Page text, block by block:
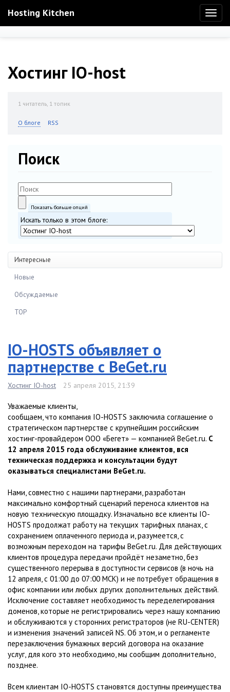
Hosting Kitchen
Хостинг IO-host
1 читатель, 1 топик
О блоге RSS
Поиск
Показать больше опций
Искать только в этом блоге:
Интересные
Новые
Обсуждаемые
TOP
IO-HOSTS объявляет о
партнерстве с BeGet.ru
Хостинг IO-host 25 апреля 2015, 21:39
Уважаемые клиенты,
сообщаем, что компания IO-HOSTS заключила соглашение о
стратегическом партнерстве с крупнейшим российским
хостинг-провайдером ООО «Бегет» — компанией BeGet.ru. С
12 апреля 2015 года обслуживание клиентов, вся
техническая поддержка и консультации будут
оказываться специалистами BeGet.ru.
Нами, совместно с нашими партнерами, разработан
максимально комфортный сценарий переноса клиентов на
новую техническую площадку. Изначально все клиенты IO-
HOSTS продолжат работу на текущих тарифных планах, с
сохранением оплаченного периода и, разумеется, с
возможным переходом на тарифы BeGet.ru. Для действующих
клиентов процедура передачи пройдёт незаметно, без
существенного перерыва в доступности сервисов (в ночь на
12 апреля, с 01:00 до 07:00 МСК) и не потребует обращения в
офис компании или любых других дополнительных действий.
Исключение составляет необходимость переделегирования
доменов, которые не регистрировались через нашу компанию
и обслуживаются у сторонних регистраторов (не RU-CENTER)
и изменения значений записей NS. Об этом, и о регламенте
перезаключения бумажных версий договора на оказание
услуг, для кого это необходимо, мы сообщим дополнительно,
позднее.
Всем клиентам IO-HOSTS становятся доступны преимущества